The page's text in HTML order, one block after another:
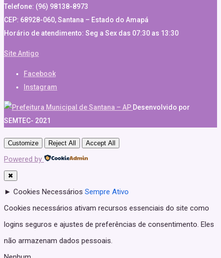
Telefone: (96) 98138-8973
CEP: 68928-060, Santana – Estado do Amapá
Horário de atendimento: Seg a Sex das 07:30 as 13:30
Site Antigo
Facebook
Instagram
Desenvolvido por
SEMTEC- 2021
Customize Reject All Accept All
Powered by
✖
► Cookies Necessários Sempre Ativo
Cookies necessários ativam recursos essenciais do site como
logins seguros e ajustes de preferências de consentimento. Eles
não armazenam dados pessoais.